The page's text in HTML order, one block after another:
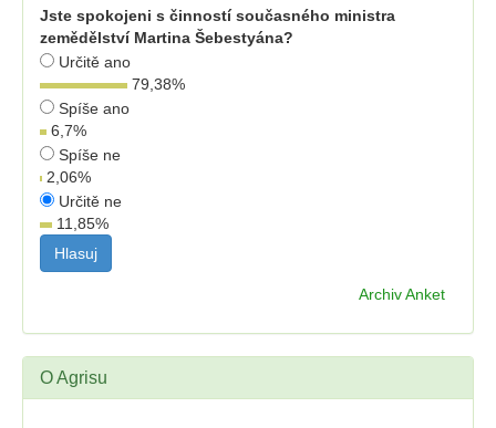
Jste spokojeni s činností současného ministra
zemědělství Martina Šebestyána?
Určitě ano
79,38%
Spíše ano
6,7%
Spíše ne
2,06%
Určitě ne
11,85%
Archiv Anket
O Agrisu